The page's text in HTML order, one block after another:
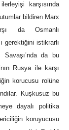
karşısında
bildiren Marx
da Osmanlı
gerektiğini istikrarlı
Savaşı’nda da bu
Rusya ile karşı
korucusu rolüne
Kuşkusuz bu
dayalı politika
koruyucusu